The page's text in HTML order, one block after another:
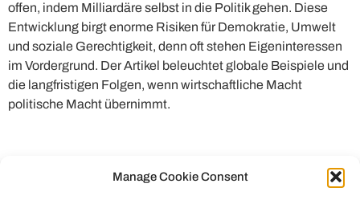
Manage Cookie Consent
offen, indem Milliardäre selbst in die Politik gehen. Diese
Entwicklung birgt enorme Risiken für Demokratie, Umwelt
und soziale Gerechtigkeit, denn oft stehen Eigeninteressen
im Vordergrund. Der Artikel beleuchtet globale Beispiele und
die langfristigen Folgen, wenn wirtschaftliche Macht
politische Macht übernimmt.